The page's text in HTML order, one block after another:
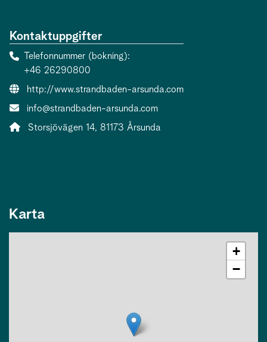
Kontaktuppgifter
Telefonnummer (bokning)
+46 26290800
Webbsida:
http://www.strandbaden-arsunda.com
E-post:
info@strandbaden-arsunda.com
Adress:
Storsjövägen 14, 81173 Årsunda
Karta
+
−